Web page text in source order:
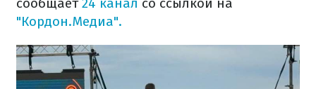
"Кордон.Медиа".